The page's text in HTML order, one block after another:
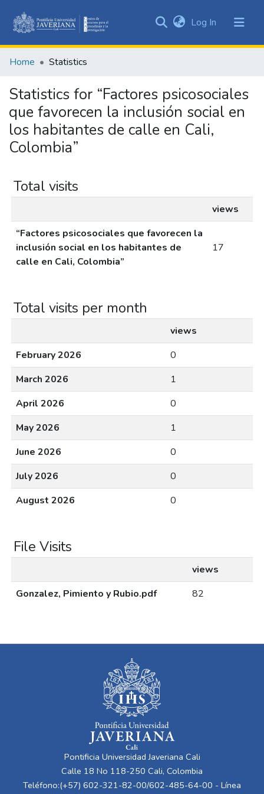
&
All of DSpace
Log In (current)
Home Statistics
Statistics for “Factores psicosociales
que favorecen la inclusión social en
los habitantes de calle en Cali,
Colombia”
Total visits
views
“Factores psicosociales que favorecen la
inclusión social en los habitantes de
calle en Cali, Colombia”
17
Total visits per month
views
February 2026
0
March 2026
1
April 2026
0
May 2026
1
June 2026
0
July 2026
0
August 2026
0
File Visits
views
Gonzalez, Pimiento y Rubio.pdf
82
Pontificia Universidad Javeriana Cali
Calle 18 No 118-250 Cali, Colombia
Teléfono:(+57) 602-321-82-00/602-485-64-00 - Línea